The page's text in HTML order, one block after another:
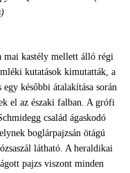
mai kastély mellett álló régi
kutatások kimutatták, a
későbbi átalakítása során
el az északi falban. A grófi
család ágaskodó
boglárpajzsán ötágú
látható. A heraldikai
pajzs viszont minden